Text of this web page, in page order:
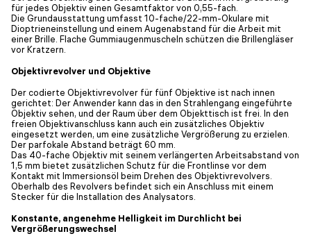
für jedes Objektiv einen Gesamtfaktor von 0,55-fach.
Die Grundausstattung umfasst 10-fache/22-mm-Okulare mit
Dioptrieneinstellung und einem Augenabstand für die Arbeit mit
einer Brille. Flache Gummiaugenmuscheln schützen die Brillengläser
vor Kratzern.
Objektivrevolver und Objektive
Der codierte Objektivrevolver für fünf Objektive ist nach innen
gerichtet: Der Anwender kann das in den Strahlengang eingeführte
Objektiv sehen, und der Raum über dem Objekttisch ist frei. In den
freien Objektivanschluss kann auch ein zusätzliches Objektiv
eingesetzt werden, um eine zusätzliche Vergrößerung zu erzielen.
Der parfokale Abstand beträgt 60 mm.
Das 40-fache Objektiv mit seinem verlängerten Arbeitsabstand von
1,5 mm bietet zusätzlichen Schutz für die Frontlinse vor dem
Kontakt mit Immersionsöl beim Drehen des Objektivrevolvers.
Oberhalb des Revolvers befindet sich ein Anschluss mit einem
Stecker für die Installation des Analysators.
Konstante, angenehme Helligkeit im Durchlicht bei
Vergrößerungswechsel